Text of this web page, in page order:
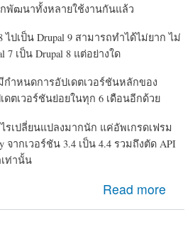
กพัฒนาทั้งหลายใช้งานกันแล้ว
ไปเป็น Drupal 9 สามารถทำได้ไม่ยาก ไม่
เป็น Drupal 8 แต่อย่างใด
กำหนดการอัปเดตเวอร์ชันหลักของ
ดตเวอร์ชันย่อยในทุก 6 เดือนอีกด้วย
รเปลี่ยนแปลงมากนัก แค่อัพเกรดเฟรม
จากเวอร์ชัน 3.4 เป็น 4.4 รวมถึงตัด API
ท่านั้น
Read more
อย Drupal 9 ออกแล้ว พร้อมอัปเดต
จาก Drupal 8.9 ได้ทันที